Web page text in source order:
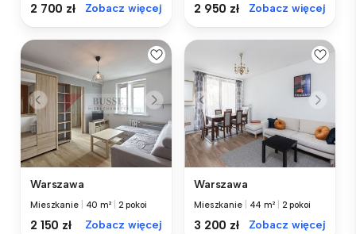
2 700 zł Zobacz więcej 2 950 zł Zobacz więcej
Warszawa
Mieszkanie 40 m² 2 pokoi
2 150 zł Zobacz więcej
Warszawa
Mieszkanie 44 m² 2 pokoi
3 200 zł Zobacz więcej